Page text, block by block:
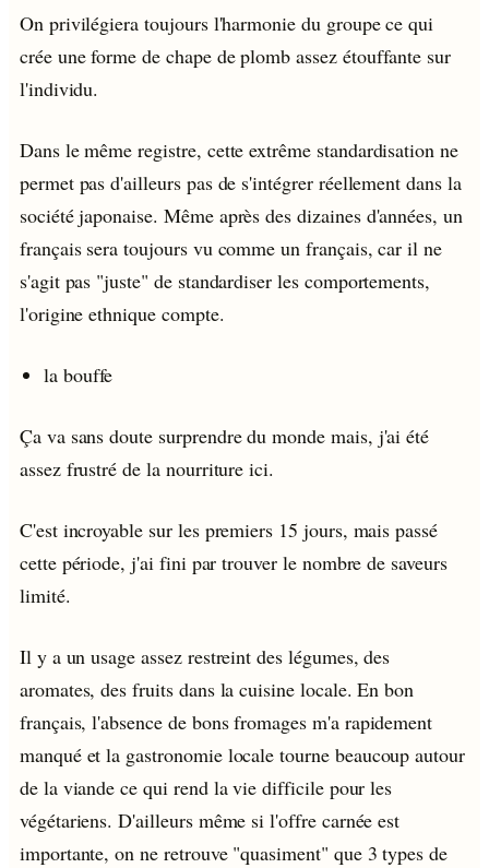
On privilégiera toujours l'harmonie du groupe ce qui
crée une forme de chape de plomb assez étouffante sur
l'individu.
Dans le même registre, cette extrême standardisation ne
permet pas d'ailleurs pas de s'intégrer réellement dans la
société japonaise. Même après des dizaines d'années, un
français sera toujours vu comme un français, car il ne
s'agit pas "juste" de standardiser les comportements,
l'origine ethnique compte.
la bouffe
Ça va sans doute surprendre du monde mais, j'ai été
assez frustré de la nourriture ici.
C'est incroyable sur les premiers 15 jours, mais passé
cette période, j'ai fini par trouver le nombre de saveurs
limité.
Il y a un usage assez restreint des légumes, des
aromates, des fruits dans la cuisine locale. En bon
français, l'absence de bons fromages m'a rapidement
manqué et la gastronomie locale tourne beaucoup autour
de la viande ce qui rend la vie difficile pour les
végétariens. D'ailleurs même si l'offre carnée est
importante, on ne retrouve "quasiment" que 3 types de